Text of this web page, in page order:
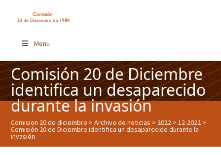
Menu
Comisión 20 de Diciembre
identifica un desaparecido
durante la invasión
Comision 20 de diciembre >Archivo de noticias > 2022 >12-2022 >
Comisión 20 de Diciembre identifica un desaparecido durante la
invasión